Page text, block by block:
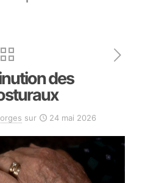
des
sur 24 mai 2026